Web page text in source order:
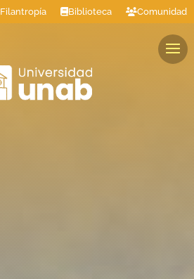
Filantropía Biblioteca Comunidad
Colaboradores Graduados